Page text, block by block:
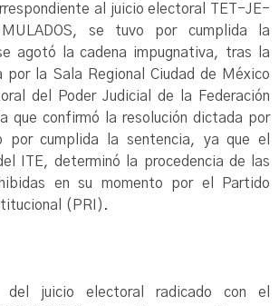
al juicio electoral TET-JE-
se tuvo por cumplida la
agotó la cadena impugnativa, tras la
por la Sala Regional Ciudad de México
del Poder Judicial de la Federación
que confirmó la resolución dictada por
cumplida la sentencia, ya que el
ITE, determinó la procedencia de las
en su momento por el Partido
(PRI).
del juicio electoral radicado con el